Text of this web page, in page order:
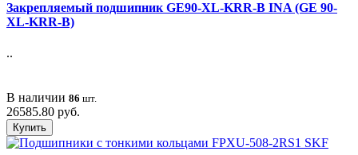
Закрепляемый подшипник GE90-XL-KRR-B INA (GE 90-
XL-KRR-B)
..
В наличии 86 шт.
26585.80 руб.
Купить